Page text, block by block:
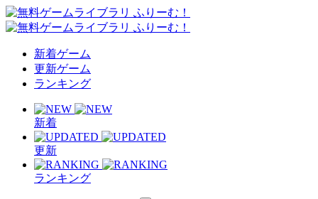
新着ゲーム
更新ゲーム
ランキング
新着
更新
ランキング